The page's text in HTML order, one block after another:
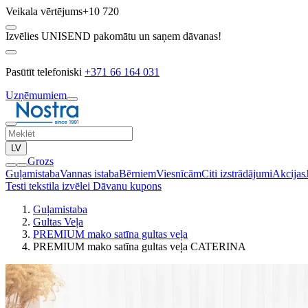
Veikala vērtējums+10 720
Izvēlies UNISEND pakomātu un saņem dāvanas!
Pasūtīt telefoniski +371 66 164 031
Uzņēmumiem
LV
Grozs
GuļamistabaVannas istabaBērniemViesnīcāmCiti izstrādājumiAkcijas
Testi tekstila izvēlei Dāvanu kupons
Guļamistaba
Gultas Veļa
PREMIUM mako satīna gultas veļa
PREMIUM mako satīna gultas veļa CATERINA